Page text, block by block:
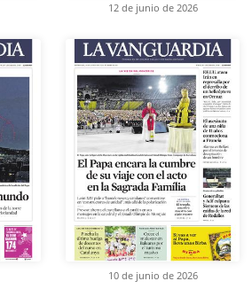
12 de junio de 2026
10 de junio de 2026